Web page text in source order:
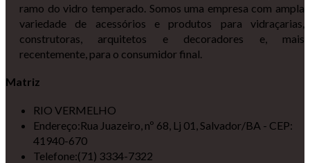
ramo do vidro temperado. Somos uma empresa com ampla
variedade de acessórios e produtos para vidraçarias,
construtoras, arquitetos e decoradores e, mais
recentemente, para o consumidor final.
Matriz
RIO VERMELHO
Endereço:Rua Juazeiro, nº 68, Lj 01, Salvador/BA - CEP:
41940-670
Telefone:(71) 3334-7322